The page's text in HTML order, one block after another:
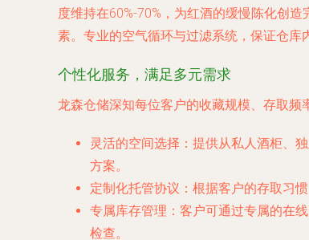
度维持在60%-70%，为红酒的缓慢陈化创
素。专业的空气循环与过滤系统，保证仓库
个性化服务，满足多元需求
龙森仓储深知每位客户的收藏规模、存取频
灵活的空间选择 ：提供从私人酒柜、
方案。
定制化托管协议 ：根据客户的存取习
专属库存管理 ：客户可通过专属的在
检查。